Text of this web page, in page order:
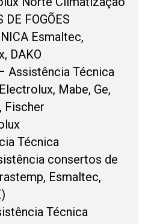
DE FOGÕES
Esmaltec,
DAKO
Assistência Técnica
Mabe, Ge,
Fischer
Técnica
consertos de
Esmaltec,
Técnica